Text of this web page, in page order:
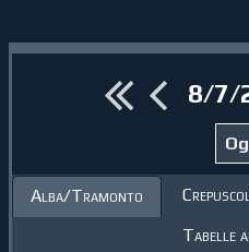
8/7/
Alba/Tramonto
Tabelle